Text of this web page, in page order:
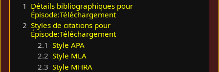
1 Détails bibliographiques pour
Épisode:Téléchargement
2 Styles de citations pour
Épisode:Téléchargement
2.1 Style APA
2.2 Style MLA
2.3 Style MHRA